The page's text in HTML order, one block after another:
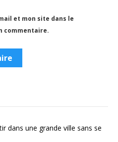
et mon site dans le
commentaire.
dans une grande ville sans se